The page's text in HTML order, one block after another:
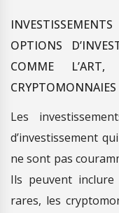
OPTIONS
COMME
CRYPTOMONNAIES
Les
d’investissement
ne sont pas
Ils peuvent
rares, les